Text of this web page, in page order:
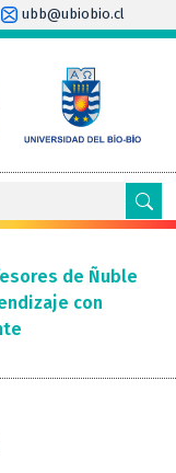
ubb@ubiobio.cl
de Ñuble
con